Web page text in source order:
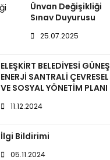
Ünvan Değişikliği
Sınav Duyurusu
25.07.2025
ELEŞKİRT BELEDİYESİ GÜNEŞ
ENERJİ SANTRALİ ÇEVRESEL
VE SOSYAL YÖNETİM PLANI
11.12.2024
İlgi Bildirimi
05.11.2024